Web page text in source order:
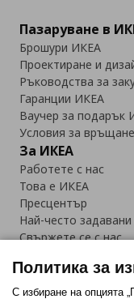
Пазаруване в
Брошури ИКЕА
Проектиране и
Ръководства за
Гаранции ИКЕА
Ваучер за подарък
Условия за
За ИКЕА
Работете с нас
Това е ИКЕА
Пресцентър
Най-често
Свържете се с нас
Политика за
С избиране на опцията